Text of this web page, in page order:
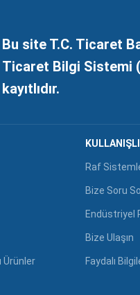
Bu site T.C. Ticaret
Ticaret Bilgi Sistemi
kayıtlıdır.
Ürünler
Raf
Bize Soru
Endüstriyel
Bize Ulaşın
Faydalı